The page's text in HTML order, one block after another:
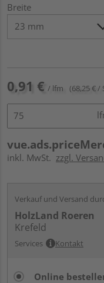
Breite
0,91 € / lfm (68,25 € /
inkl. MwSt. zzgl.
Verkauf und Versand
HolzLand Roeren
Krefeld
Services Kontakt
Online